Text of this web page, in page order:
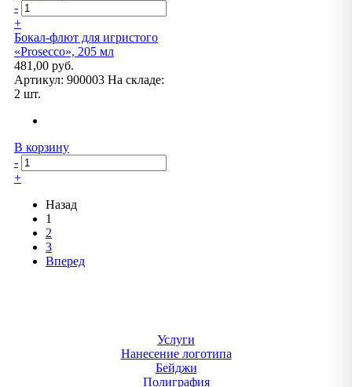
-
+
Бокал-флют для игристого
«Prosecco», 205 мл
481,00 руб.
Артикул: 900003 На складе:
2 шт.
В корзину
-
+
Назад
1
2
3
Вперед
Услуги
Нанесение логотипа
Бейджи
Полиграфия